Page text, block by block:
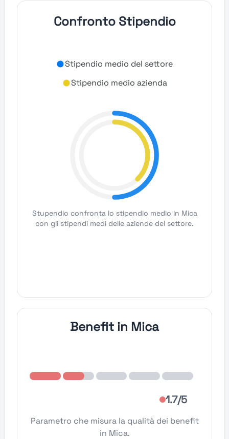
Confronto Stipendio
Stipendio medio del settore
Stipendio medio azienda
Stupendio confronta lo stipendio medio in Mica
con gli stipendi medi delle aziende del settore.
Benefit in Mica
1.7/5
Parametro che misura la qualità dei benefit
in Mica.